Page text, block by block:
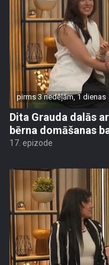
pirms 3 nedēļām, 1 dienas
Dita Grauda dalās
bērna domāšanas
17. epizode